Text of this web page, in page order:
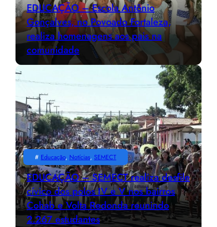
EDUCAÇÃO – Escola Antônio
Gonçalves, no Povoado Fortaleza,
realiza homenagens aos pais na
comunidade
# Educação, Notícias, SEMECT
EDUCAÇÃO – SEMECT realiza desfile
cívico dos polos IV e V nos bairros
Cohab e Volta Redonda reunindo
2.267 estudantes